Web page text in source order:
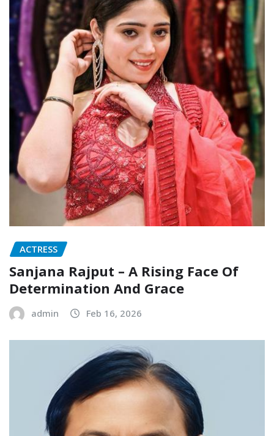
ACTRESS
Sanjana Rajput – A Rising Face Of
Determination And Grace
admin Feb 16, 2026